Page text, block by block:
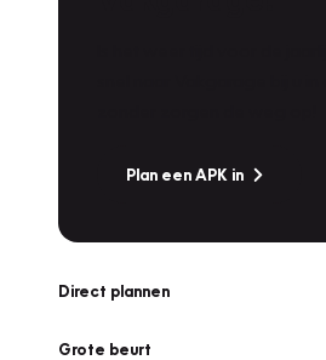
Plan een APK in
Direct plannen
Grote beurt